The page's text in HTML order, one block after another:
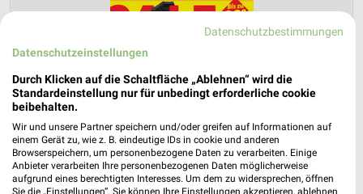
Lidl Prospekt für Wanzleben-Börde ab
Mo. den 10.08.
Gültig von 10. Aug. bis 15. Aug.
📅 Kalendereintrag erstellen
Datenschutzbestimmungen
Datenschutzeinstellungen
Durch Klicken auf die Schaltfläche „Ablehnen“ wird die
Standardeinstellung nur für unbedingt erforderliche cookie
beibehalten.
Wir und unsere Partner speichern und/oder greifen auf Informationen auf
einem Gerät zu, wie z. B. eindeutige IDs in cookie und anderen
Browserspeichern, um personenbezogene Daten zu verarbeiten. Einige
Anbieter verarbeiten Ihre personenbezogenen Daten möglicherweise
aufgrund eines berechtigten Interesses. Um dem zu widersprechen, öffnen
Sie die „Einstellungen“. Sie können Ihre Einstellungen akzeptieren, ablehnen